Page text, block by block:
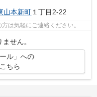
山本新町 １丁目2-22
は気軽にご連絡ください。
せん。
ル」への
ちら